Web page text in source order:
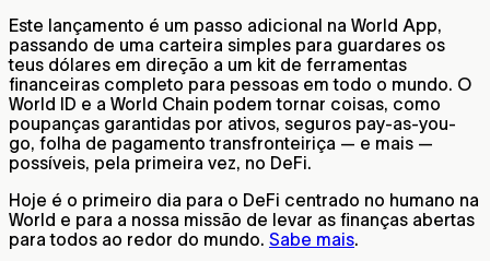
Este lançamento é um passo adicional na World App,
passando de uma carteira simples para guardares os
teus dólares em direção a um kit de ferramentas
financeiras completo para pessoas em todo o mundo. O
World ID e a World Chain podem tornar coisas, como
poupanças garantidas por ativos, seguros pay-as-you-
go, folha de pagamento transfronteiriça — e mais —
possíveis, pela primeira vez, no DeFi.
Hoje é o primeiro dia para o DeFi centrado no humano na
World e para a nossa missão de levar as finanças abertas
para todos ao redor do mundo. Sabe mais.